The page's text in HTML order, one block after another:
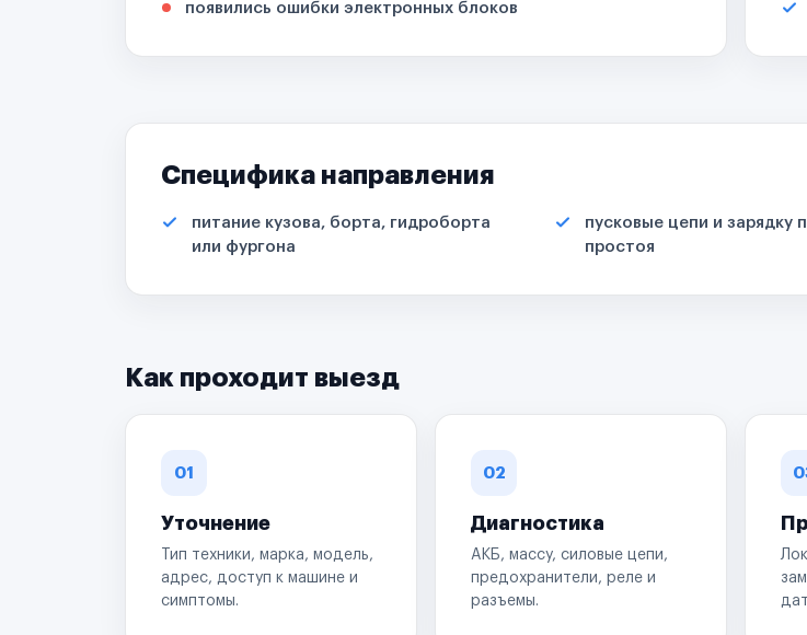
появились ошибки электронных блоков
Специфика направления
питание кузова, борта, гидроборта
или фургона
пусковые цепи и зарядку
простоя
Как проходит выезд
01
Уточнение
Тип техники, марка, модель,
адрес, доступ к машине и
симптомы.
02
Диагностика
АКБ, массу, силовые цепи,
предохранители, реле и
разъемы.